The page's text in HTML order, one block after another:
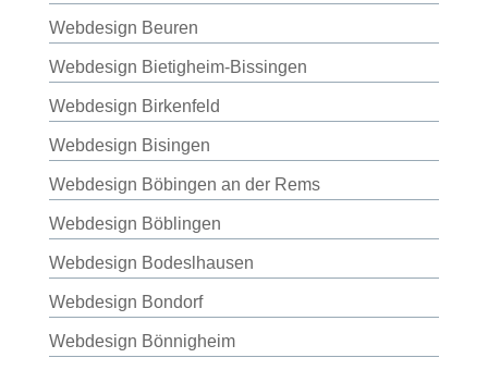
Webdesign Beuren
Webdesign Bietigheim-Bissingen
Webdesign Birkenfeld
Webdesign Bisingen
Webdesign Böbingen an der Rems
Webdesign Böblingen
Webdesign Bodeslhausen
Webdesign Bondorf
Webdesign Bönnigheim